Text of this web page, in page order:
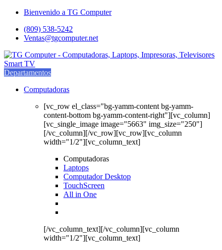
Saltar
navegación
saltar
contenido
Bienvenido a TG Computer
(809) 538-5242
Ventas@tgcomputer.net
Departamentos
Computadoras
[vc_row el_class="bg-yamm-content bg-yamm-
content-bottom bg-yamm-content-right"][vc_column]
[vc_single_image image="5663" img_size="250"]
[/vc_column][/vc_row][vc_row][vc_column
width="1/2"][vc_column_text]
Computadoras
Laptops
Computador Desktop
TouchScreen
All in One
[/vc_column_text][/vc_column][vc_column
width="1/2"][vc_column_text]